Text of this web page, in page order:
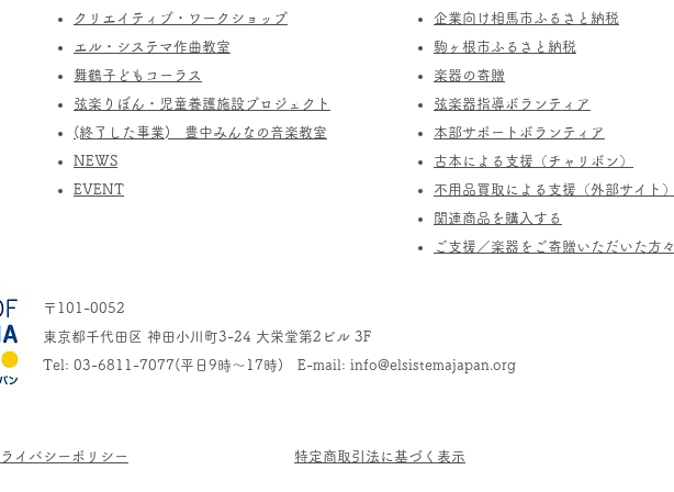
​クリエイティブ・ワークショップ
エル・システマ作曲教室
​舞鶴子どもコーラス
​​弦楽りぼん・児童養護施設プロジェクト
(終了した事業) ​豊中みんなの音楽教室
​NEWS
​EVENT
企業向け相馬市ふるさと納税
駒ヶ根市ふるさと納税
楽器の寄贈
​弦楽器指導ボランティア
​本部サポートボランティア
​古本による支援（チャリボン）
不用品買取による支援（外部サイト）
関連商品を購入する
​ご支援／楽器をご寄贈いただいた方々
〒101-0052
東京都千代田区 神田小川町3-24 大栄堂第2ビル 3F
Tel: 03-6811-7077(平日9時～17時) E-mail: info@elsistemajapan.org
イバシーポリシー ​特定商取引法に基づく表示